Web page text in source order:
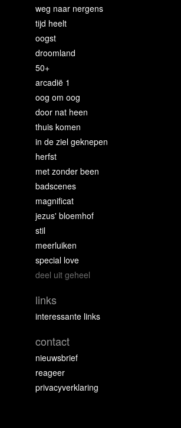
weg naar nergens
tijd heelt
oogst
droomland
50+
arcadië 1
oog om oog
door nat heen
thuis komen
in de ziel geknepen
herfst
met zonder been
badscenes
magnificat
jezus' bloemhof
stil
meerluiken
special love
deel uit geheel
links
interessante links
contact
nieuwsbrief
reageer
privacyverklaring